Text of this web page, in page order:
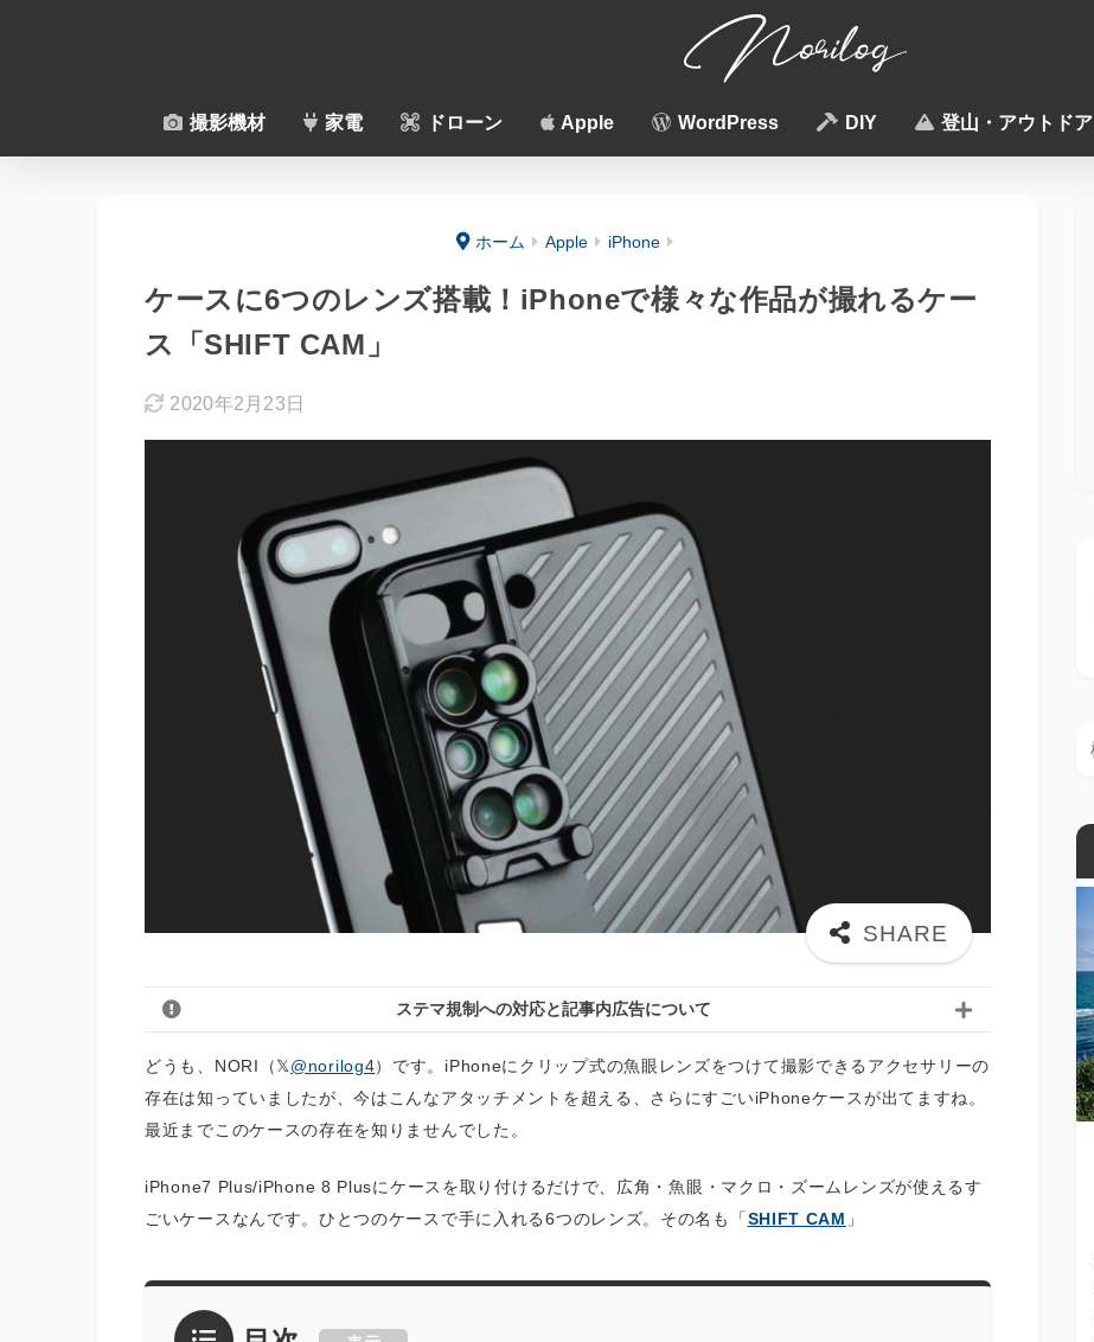
撮影機材 家電 ドローン Apple WordPress DIY 登山・アウトドア
ホーム Apple iPhone
ケースに6つのレンズ搭載！iPhoneで様々な作品が撮れるケー
ス「SHIFT CAM」
2020年2月23日
ステマ規制への対応と記事内広告について
どうも、NORI（ @norilog4）です。iPhoneにクリップ式の魚眼レンズをつけて撮影できるアクセサリーの
存在は知っていましたが、今はこんなアタッチメントを超える、さらにすごいiPhoneケースが出てますね。
最近までこのケースの存在を知りませんでした。
iPhone7 Plus/iPhone 8 Plusにケースを取り付けるだけで、広角・魚眼・マクロ・ズームレンズが使えるす
ごいケースなんです。ひとつのケースで手に入れる6つのレンズ。その名も「SHIFT CAM 」